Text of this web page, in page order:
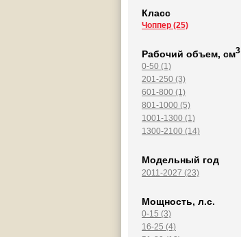
Класс
Чоппер (25)
Рабочий объем, см3
0-50 (1)
201-250 (3)
601-800 (1)
801-1000 (5)
1001-1300 (1)
1300-2100 (14)
Модельный год
2011-2027 (23)
Мощность, л.с.
0-15 (3)
16-25 (4)